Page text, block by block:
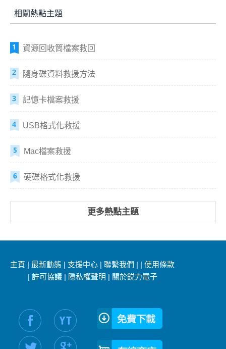
相關熱點主題
資源回收筒檔案救回
隨身碟資料救援方法
記憶卡檔案救援
USB格式化救援
Mac檔案救援
硬碟格式化救援
更多熱點主題
主頁 |最新動態 | 支援中心 |聯繫我們 | |使用條款
| 許可協議| 隱私權聲明 | 關於鋭力電子
社交媒體信息：